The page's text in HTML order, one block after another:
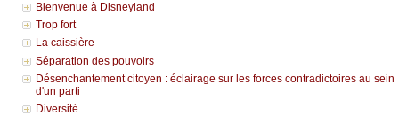
Bienvenue à Disneyland
Trop fort
La caissière
Séparation des pouvoirs
Désenchantement citoyen : éclairage sur les forces contradictoires au sein
d'un parti
Diversité